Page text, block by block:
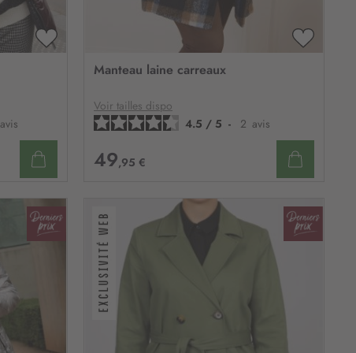
AJOUTER
D’ENVIE
avis
Manteau laine carreaux
Voir tailles dispo
4.5 / 5 - 2 avis
49,95 €